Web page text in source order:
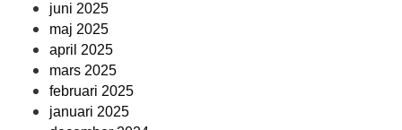
juni 2025
maj 2025
april 2025
mars 2025
februari 2025
januari 2025